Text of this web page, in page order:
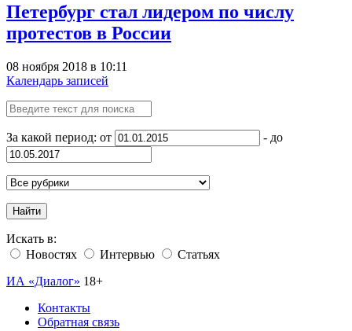
Петербург стал лидером по числу
протестов в России
08 ноября 2018 в 10:11
Календарь записей
За какой период: от - до
Найти
Искать в:
Новостях
Интервью
Статьях
ИА «Диалог» 18+
Контакты
Обратная связь